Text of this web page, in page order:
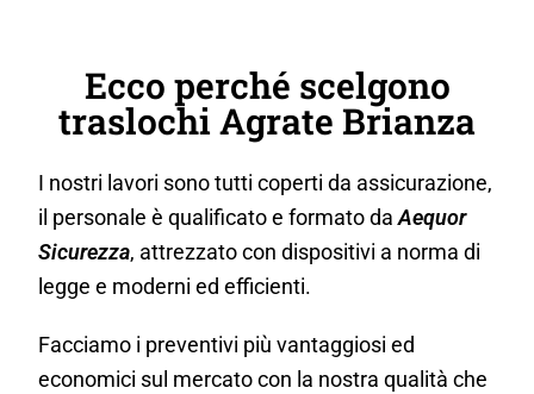
Ecco perché scelgono
traslochi Agrate Brianza
I nostri lavori sono tutti coperti da assicurazione,
il personale è qualificato e formato daAequor
Sicurezza, attrezzato con dispositivi a norma di
legge e moderni ed efficienti.
Facciamo i preventivi più vantaggiosi ed
economici sul mercato con la nostra qualità che